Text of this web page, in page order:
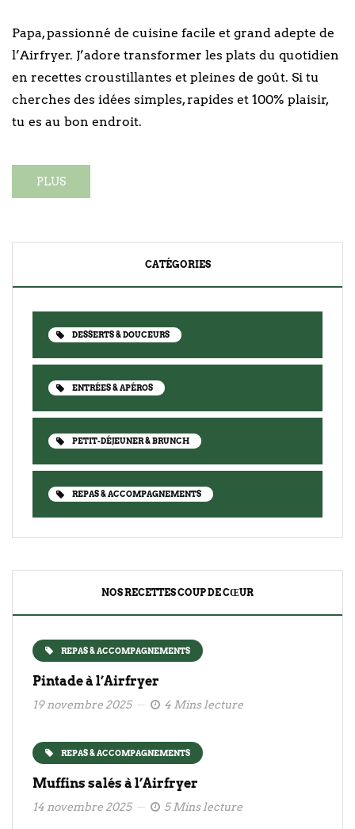
Papa, passionné de cuisine facile et grand adepte de
l’Airfryer. J’adore transformer les plats du quotidien
en recettes croustillantes et pleines de goût. Si tu
cherches des idées simples, rapides et 100% plaisir,
tu es au bon endroit.
PLUS
CATÉGORIES
DESSERTS & DOUCEURS
ENTRÉES & APÉROS
PETIT-DÉJEUNER & BRUNCH
REPAS & ACCOMPAGNEMENTS
NOS RECETTES COUP DE CŒUR
REPAS & ACCOMPAGNEMENTS
Pintade à l’Airfryer
19 novembre 2025 4 Mins lecture
REPAS & ACCOMPAGNEMENTS
Muffins salés à l’Airfryer
14 novembre 2025 5 Mins lecture